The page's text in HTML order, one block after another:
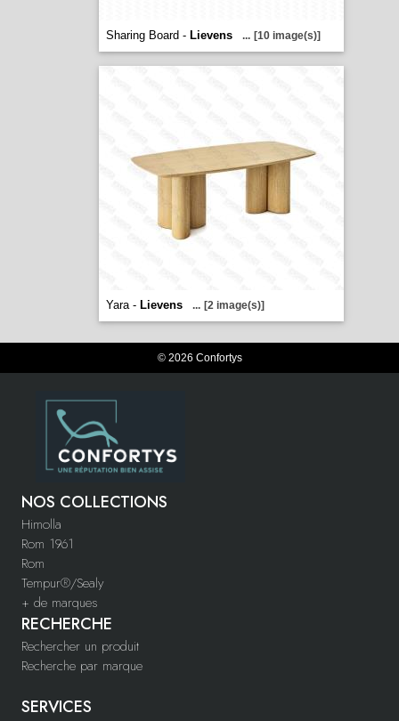
Sharing Board - Lievens ... [10 image(s)]
Yara - Lievens ... [2 image(s)]
© 2026 Confortys
NOS COLLECTIONS
Himolla
Rom 1961
Rom
Tempur®/Sealy
+ de marques
RECHERCHE
Rechercher un produit
Recherche par marque
SERVICES